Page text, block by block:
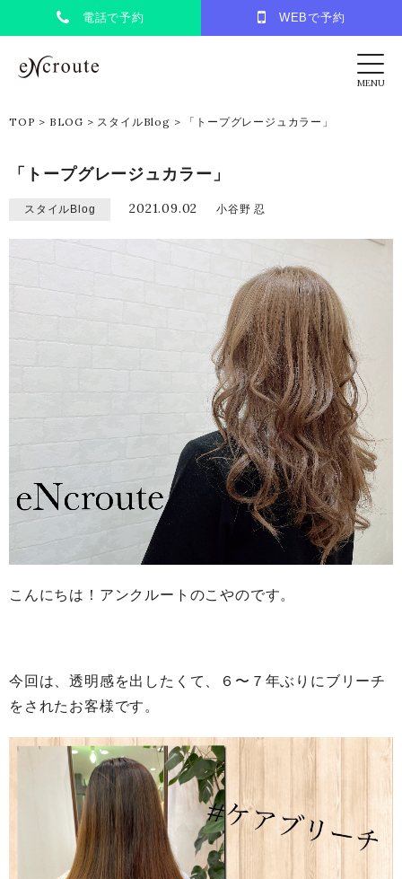
電話で予約 WEBで予約
eNcroute｜葛西・江戸川区の美容室 アンク
MENU
TOP > BLOG > スタイルBlog > 「トープグレージュカラー」
「トープグレージュカラー」
スタイルBlog 2021.09.02 小谷野 忍
こんにちは！アンクルートのこやのです。
今回は、透明感を出したくて、６〜７年ぶりにブリーチ
をされたお客様です。